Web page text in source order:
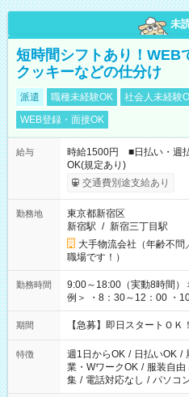
未
短時間シフトあり！WEB
クッキーなどの仕分け
派遣 職種未経験OK 社会人未経験
WEB登録・面接OK
給与
時給1500円 ■日払い・週
OK(規定あり)
交通費別途支給あり
勤務地
東京都新宿区
新宿駅 / 新宿三丁目駅
大手物流会社（年齢不
職場です！）
勤務時間
9:00～18:00（実動8時間） 希望の時間帯を選べます！ ＜シフト
例＞ ・8：30～12：00 ・
・13：00～22：00 ・22：
期間 【急募】即日スタートＯ
特徴 週1日からOK / 日払いOK /
業・WワークOK / 服装自由
集 / 電話対応なし / パソコ